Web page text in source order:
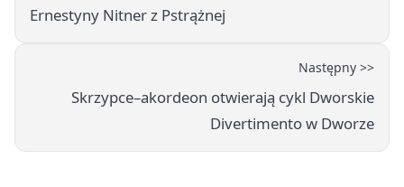
Ernestyny Nitner z Pstrążnej
Następny >>
Skrzypce–akordeon otwierają cykl Dworskie
Divertimento w Dworze